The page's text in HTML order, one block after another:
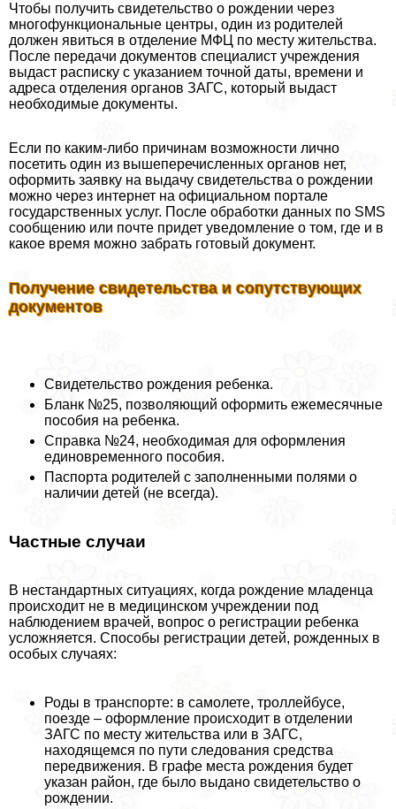
Чтобы получить свидетельство о рождении через
многофункциональные центры, один из родителей
должен явиться в отделение МФЦ по месту жительства.
После передачи документов специалист учреждения
выдаст расписку с указанием точной даты, времени и
адреса отделения органов ЗАГС, который выдаст
необходимые документы.
Если по каким-либо причинам возможности лично
посетить один из вышеперечисленных органов нет,
оформить заявку на выдачу свидетельства о рождении
можно через интернет на официальном портале
государственных услуг. После обработки данных по SMS
сообщению или почте придет уведомление о том, где и в
какое время можно забрать готовый документ.
Получение свидетельства и сопутствующих
документов
Свидетельство рождения ребенка.
Бланк №25, позволяющий оформить ежемecячные
пособия на ребенка.
Справка №24, необходимая для оформления
единовременного пособия.
Паспорта родителей с заполненными полями о
наличии детей (не всегда).
Частные случаи
В нестандартных ситуациях, когда рождение младенца
происходит не в медицинском учреждении под
наблюдением врачей, вопрос о регистрации ребенка
усложняется. Способы регистрации детей, рожденных в
особых случаях:
Роды в трaнcпорте: в самолете, троллейбусе,
поезде – оформление происходит в отделении
ЗАГС по месту жительства или в ЗАГС,
находящемся по пути следования средства
передвижения. В графе места рождения будет
указан район, где было выдано свидетельство о
рождении.